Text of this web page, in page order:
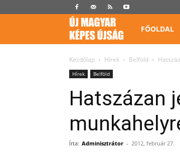
Képes
Újság
FŐOLDAL
Kezdőlap Hírek Belföld
Hírek Belföld
Hatszázan
Írta: Adminisztrátor - 2012, február 27.